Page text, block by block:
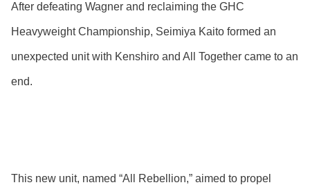
After defeating Wagner and reclaiming the GHC
Heavyweight Championship, Seimiya Kaito formed an
unexpected unit with Kenshiro and All Together came to an
end.
This new unit, named “All Rebellion,” aimed to propel